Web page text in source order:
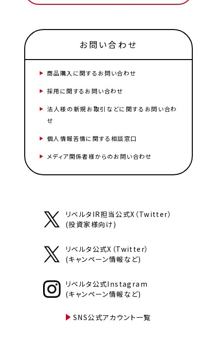
お問い合わせ
商品購入に関するお問い合わせ
採用に関するお問い合わせ
法人様の新規お取引などに関するお問い合わ
せ
個人情報苦情に関する相談窓口
メディア関係者様からのお問い合わせ
リベルタIR担当公式X（Twitter）
(投資家様向け)
リベルタ公式X（Twitter）
(キャンペーン情報など)
リベルタ公式Instagram
(キャンペーン情報など)
SNS公式アカウント一覧